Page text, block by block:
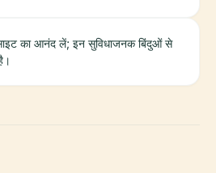
साइट का आनंद लें; इन सुविधाजनक बिंदुओं से